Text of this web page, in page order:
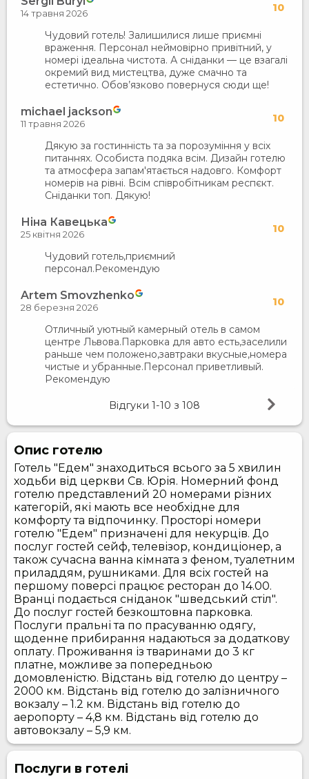
10
14 травня 2026
Чудовий готель! Залишилися лише приємні
враження. Персонал неймовірно привітний, у
номері ідеальна чистота. А сніданки — це взагалі
окремий вид мистецтва, дуже смачно та
естетично. Обов’язково повернуся сюди ще!
michael jacksоn 10
11 травня 2026
Дякую за гостинність та за порозуміння у всіх
питаннях. Особиста подяка всім. Дизайн готелю
та атмосфера запам'ятається надовго. Комфорт
номерів на рівні. Всім співробітникам респєкт.
Сніданки топ. Дякую!
Ніна Кавецька 10
25 квітня 2026
Чудовий готель,приємний
персонал.Рекомендую
Artem Smovzhenko 10
28 березня 2026
Отличный уютный камерный отель в самом
центре Львова.Парковка для авто есть,заселили
раньше чем положено,завтраки вкусные,номера
чистые и убранные.Персонал приветливый.
Рекомендую
Відгуки 1-10 з 108
Опис готелю
Готель "Едем" знаходиться всього за 5 хвилин
ходьби від церкви Св. Юрія. Номерний фонд
готелю представлений 20 номерами різних
категорій, які мають все необхідне для
комфорту та відпочинку. Просторі номери
готелю "Едем" призначені для некурців. До
послуг гостей сейф, телевізор, кондиціонер, а
також сучасна ванна кімната з феном, туалетним
приладдям, рушниками. Для всіх гостей на
першому поверсі працює ресторан до 14.00.
Вранці подається сніданок "шведський стіл".
До послуг гостей безкоштовна парковка.
Послуги пральні та по прасуванню одягу,
щоденне прибирання надаються за додаткову
оплату. Проживання із тваринами до 3 кг
платне, можливе за попередньою
домовленістю. Відстань від готелю до центру –
2000 км. Відстань від готелю до залізничного
вокзалу – 1.2 км. Відстань від готелю до
аеропорту – 4,8 км. Відстань від готелю до
автовокзалу – 5,9 км.
Послуги в готелі